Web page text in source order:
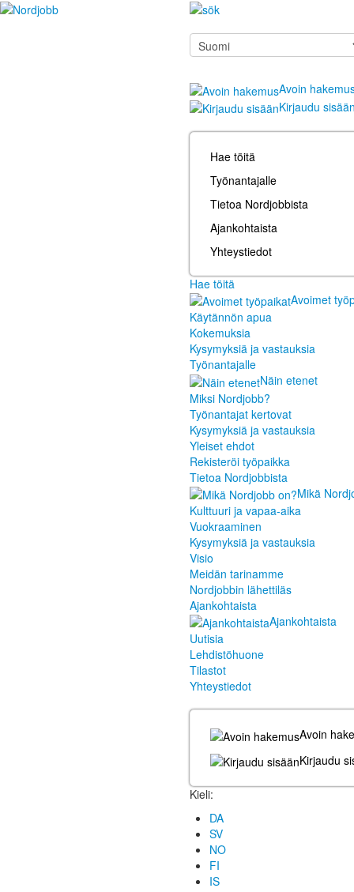
Avoin
Kirjaudu
Hae töitä
Työnantajalle
Tietoa Nordjobbista
Ajankohtaista
Yhteystiedot
Hae töitä
Avoimet
Käytännön apua
Kokemuksia
Kysymyksiä ja vastauksia
Työnantajalle
Näin etenet
Miksi Nordjobb?
Työnantajat kertovat
Kysymyksiä ja vastauksia
Yleiset ehdot
Rekisteröi työpaikka
Tietoa Nordjobbista
Mikä
Kulttuuri ja vapaa-aika
Vuokraaminen
Kysymyksiä ja vastauksia
Visio
Meidän tarinamme
Nordjobbin lähettiläs
Ajankohtaista
Ajankohtaista
Uutisia
Lehdistöhuone
Tilastot
Yhteystiedot
Avoin
Kirjaudu
Kieli:
DA
SV
NO
FI
IS